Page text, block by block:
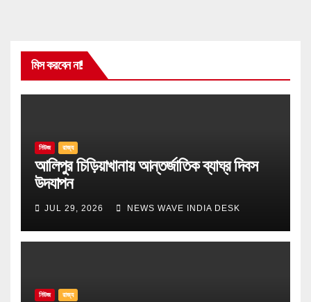
মিস করবেন না!
নিউজ রাজ্য
আলিপুর চিড়িয়াখানায় আন্তর্জাতিক ব্যাঘ্র দিবস
উদযাপন
JUL 29, 2026 NEWS WAVE INDIA DESK
নিউজ রাজ্য